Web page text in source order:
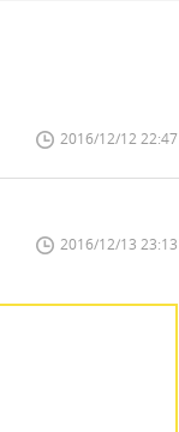
2016/12/12 22:47
2016/12/13 23:13